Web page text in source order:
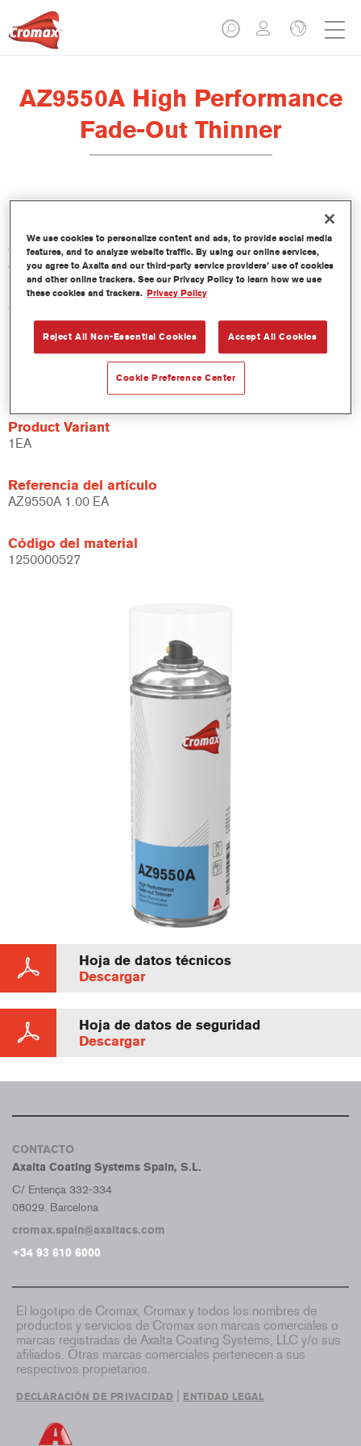
AZ9550A High Performance
Fade-Out Thinner
El Aditivo AZ9550 - AZ9550A HP es un aditivo de difuminado
generación. Permite conseguir sin esfuerzo un acabado de
difuminado suave e invisible.
Características del producto
Sistema rápido y fácil para suavizar las áreas de transición.
Fácil pulido.
Parte del concepto de reparación rápida.
Acabado final de alta calidad.
Product Variant
1EA
Referencia del artículo
AZ9550A 1.00 EA
Código del material
1250000527
Hoja de datos técnicos
Descargar
Hoja de datos de seguridad
Descargar
CONTACTO
Axalta Coating Systems Spain, S.L.
C/ Entença 332-334
08029. Barcelona
cromax.spain@axaltacs.com
+34 93 610 6000
El logotipo de Cromax, Cromax y todos los nombres de
productos y servicios de Cromax son marcas comerciales o
marcas registradas de Axalta Coating Systems, LLC y/o sus
afiliados. Otras marcas comerciales pertenecen a sus
respectivos propietarios.
DECLARACIÓN DE PRIVACIDAD ENTIDAD LEGAL
We use cookies to personalize content and ads, to provide social media
features, and to analyze website traffic. By using our online services,
you agree to Axalta and our third-party service providers’ use of cookies
and other online trackers. See our Privacy Policy to learn how we use
these cookies and trackers. Privacy Policy
Reject All Non-Essential Cookies Accept All Cookies
Cookie Preference Center